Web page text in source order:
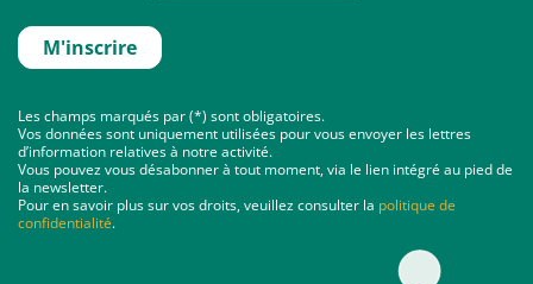
Les champs marqués par (*) sont obligatoires.
Vos données sont uniquement utilisées pour vous envoyer les lettres
d’information relatives à notre activité.
Vous pouvez vous désabonner à tout moment, via le lien intégré au pied de
la newsletter.
Pour en savoir plus sur vos droits, veuillez consulter la politique de
confidentialité.